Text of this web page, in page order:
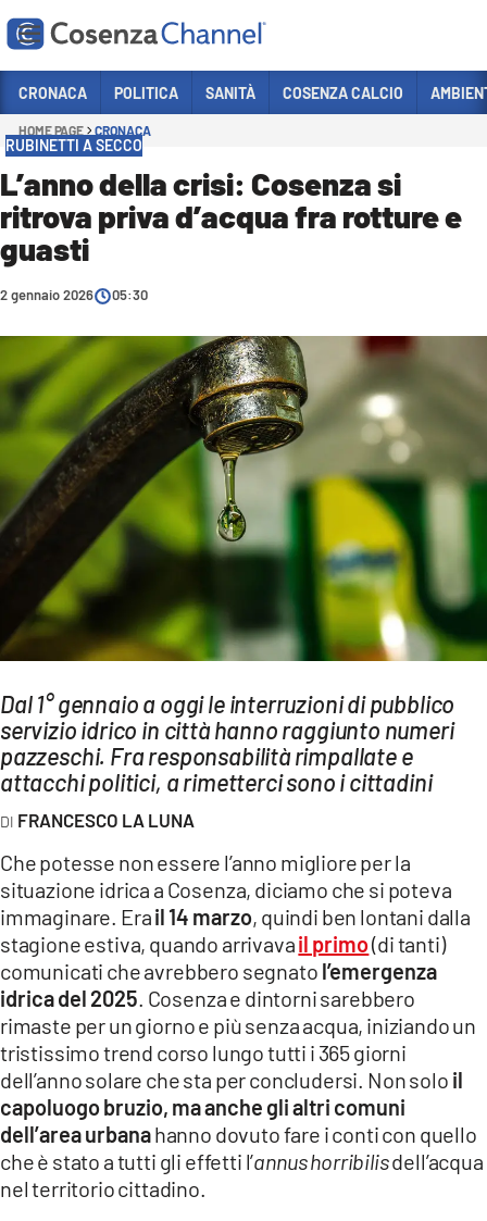
Sezioni
POLITICA
COSENZA CALCIO
ECONOMIA E LAVORO
SANITÀ
SPORT
CULTURA
AMBIENTE
Streaming
LAC TV
LAC NETWORK
LAC ONAIR
LaC
Network
LACPLAY.IT
LACTV.IT
LACONAIR.IT
LACITYMAG.IT
ILREGGINO.IT
COSENZACHANNEL.IT
ILVIBONESE.IT
CATANZAROCHANNEL.IT
LACAPITALENEWS.IT
App
ANDROID
CRONACA POLITICA SANITÀ COSENZA CALCIO
HOME PAGE CRONACA
RUBINETTI A SECCO
L’anno della crisi: Cosenza si
ritrova priva d’acqua fra rotture e
guasti
2 gennaio 2026 05:30
Dal 1° gennaio a oggi le interruzioni di pubblico
servizio idrico in città hanno raggiunto numeri
pazzeschi. Fra responsabilità rimpallate e
attacchi politici, a rimetterci sono i cittadini
FRANCESCO LA LUNA
Che potesse non essere l’anno migliore per la
situazione idrica a Cosenza, diciamo che si poteva
immaginare. Erail 14 marzo, quindi ben lontani dalla
stagione estiva, quando arrivavail primo(di tanti)
comunicati che avrebbero segnato l’emergenza
idrica del 2025 . Cosenza e dintorni sarebbero
rimaste per un giorno e più senza acqua, iniziando un
tristissimo trend corso lungo tutti i 365 giorni
dell’anno solare che sta per concludersi. Non solo il
capoluogo bruzio, ma anche gli altri comuni
dell’area urbanahanno dovuto fare i conti con quello
che è stato a tutti gli effetti l’annus horribilisdell’acqua
nel territorio cittadino.